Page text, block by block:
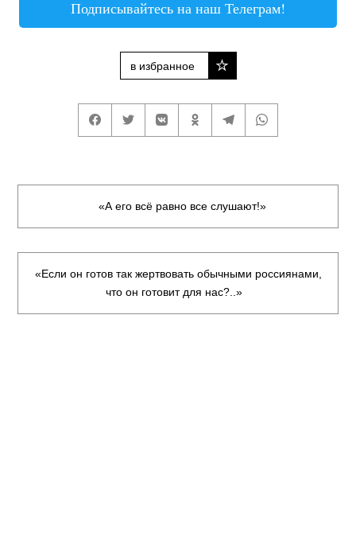
Подписывайтесь на наш Телеграм!
в избранное
«А его всё равно все слушают!»
«Если он готов так жертвовать обычными россиянами,
что он готовит для нас?..»